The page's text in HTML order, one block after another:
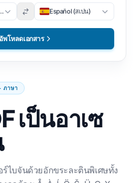
ภาษา
เป็นอาเซ
ร์ไบจันด้วยอักขระละตินพิเศษทั้ง
ษ) Español (สเปน)
อัพโหลดเอกสาร